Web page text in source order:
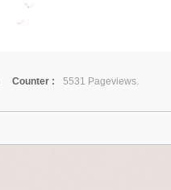
Counter :
5531 Pageviews.